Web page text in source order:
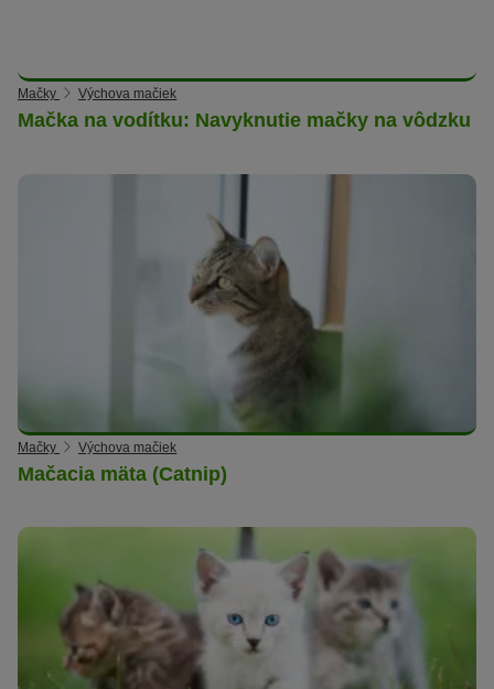
Mačky Výchova mačiek
Mačka na vodítku: Navyknutie mačky na vôdzku
Mačky Výchova mačiek
Mačacia mäta (Catnip)